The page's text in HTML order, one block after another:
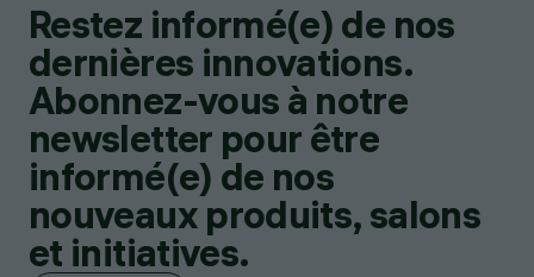
Restez informé(e) de nos
dernières innovations.
Abonnez-vous à notre
newsletter pour être
informé(e) de nos
nouveaux produits, salons
et initiatives.